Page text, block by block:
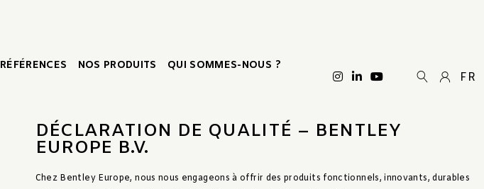
RÉFÉRENCES NOS PRODUITS
QUI SOMMES-NOUS ?
FR
DÉCLARATION DE QUALITÉ – BENTLEY
EUROPE B.V.
Chez Bentley Europe, nous nous engageons à offrir des produits fonctionnels, innovants, durables